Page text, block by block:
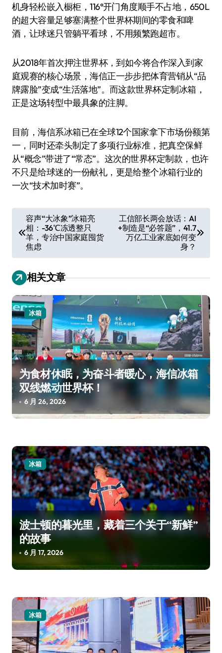
机身轻松嵌入橱柜，116°开门角度顺手不占地，650L
的超大容量足够塞满整个世界杯期间的零食和啤
酒，让球迷只管躺平看球，不用频繁跑超市。
从2018年首次押注世界杯，到如今将合作深入到家
庭观赛的核心场景，海信正一步步把体育营销从“品
牌露脸”变成“生活落地”。而这款世界杯定制冰箱，
正是这场转型中最具象的注脚。
目前，海信系冰箱已在全球12个国家拿下市场份额第
一，同时还牵头制定了多项行业标准，把真空保鲜
从“概念”带进了“常态”。这次的世界杯定制款，也许
不只是给球迷的一份献礼，更是给整个冰箱行业的
一次“技术加时赛”。
章
容声“大冰象”冰箱亮
相：-36℃冻透整只
羊，专治中国家庭囤货
焦虑
工信部长两会放话：AI
+制造是“必答题”，41.7
万亿工业家底如何变
身？
相关文章
冰箱
为食材休眠，为奋斗者暖心，海信冰箱
双线燃动世界杯！
6 月 26, 2026
冰箱
波士顿的暮光里，藏着三个关于“新鲜”
的故事
6 月 17, 2026
冰箱